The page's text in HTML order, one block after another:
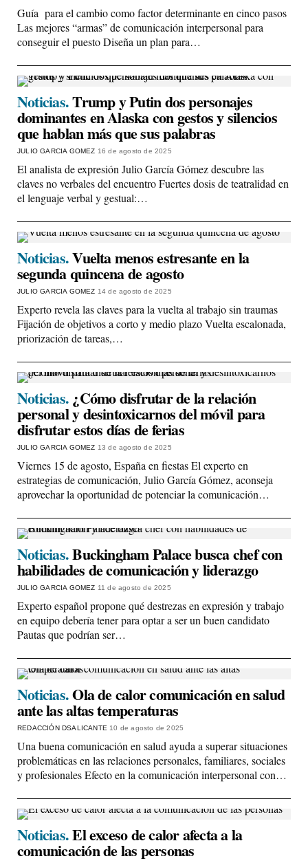
Guía para el cambio como factor determinante en cinco pasos
Las mejores “armas” de comunicación interpersonal para
conseguir el puesto Diseña un plan para…
Noticias.Trump y Putin dos personajes
dominantes en Alaska con gestos y silencios
que hablan más que sus palabras
JULIO GARCIA GOMEZ 16 de agosto de 2025
El analista de expresión Julio García Gómez descubre las
claves no verbales del encuentro Fuertes dosis de teatralidad en
el lenguaje verbal y gestual:…
Noticias.Vuelta menos estresante en la
segunda quincena de agosto
JULIO GARCIA GOMEZ 14 de agosto de 2025
Experto revela las claves para la vuelta al trabajo sin traumas
Fijación de objetivos a corto y medio plazo Vuelta escalonada,
priorización de tareas,…
Noticias.¿Cómo disfrutar de la relación
personal y desintoxicarnos del móvil para
disfrutar estos días de ferias
JULIO GARCIA GOMEZ 13 de agosto de 2025
Viernes 15 de agosto, España en fiestas El experto en
estrategias de comunicación, Julio García Gómez, aconseja
aprovechar la oportunidad de potenciar la comunicación…
Noticias.Buckingham Palace busca chef con
habilidades de comunicación y liderazgo
JULIO GARCIA GOMEZ 11 de agosto de 2025
Experto español propone qué destrezas en expresión y trabajo
en equipo debería tener para optar a ser un buen candidato
Pautas que podrían ser…
Noticias.Ola de calor comunicación en salud
ante las altas temperaturas
REDACCIÓN DSALICANTE10 de agosto de 2025
Una buena comunicación en salud ayuda a superar situaciones
problemáticas en las relaciones personales, familiares, sociales
y profesionales Efecto en la comunicación interpersonal con…
Noticias.El exceso de calor afecta a la
comunicación de las personas